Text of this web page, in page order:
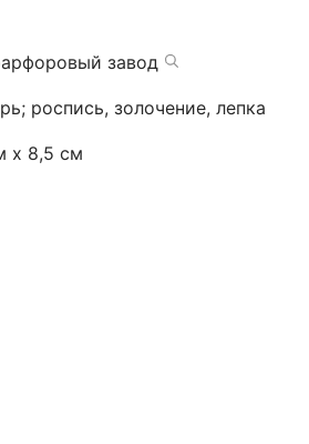
завод
роспись, золочение, лепка
х 8,5 см